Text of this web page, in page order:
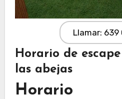
Llamar: 639
Horario de
las abejas
Horario